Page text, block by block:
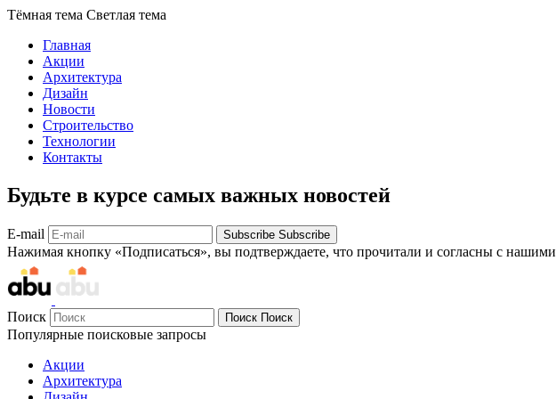
Тёмная тема Светлая тема
Главная
Акции
Архитектура
Дизайн
Новости
Строительство
Технологии
Контакты
Будьте в курсе самых важных новостей
E-mail Subscribe Subscribe
Нажимая кнопку «Подписаться», вы подтверждаете, что прочитали и согласны с нашими
Поиск Поиск Поиск
Популярные поисковые запросы
Акции
Архитектура